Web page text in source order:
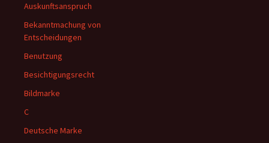
Auskunftsanspruch
Bekanntmachung von
Entscheidungen
Benutzung
Besichtigungsrecht
Bildmarke
C
Deutsche Marke